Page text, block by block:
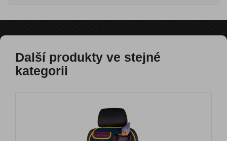
Další produkty ve stejné
kategorii